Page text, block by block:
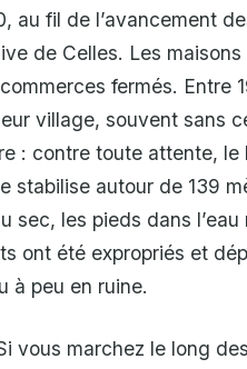
au fil de l’avancement
de Celles. Les
fermés.
village, souvent sans
: contre toute attente,
stabilise autour de 139
sec, les pieds dans
ont été expropriés et
à peu en ruine.
vous marchez le long